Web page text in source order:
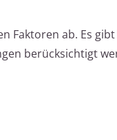
Faktoren ab. Es
berücksichtigt